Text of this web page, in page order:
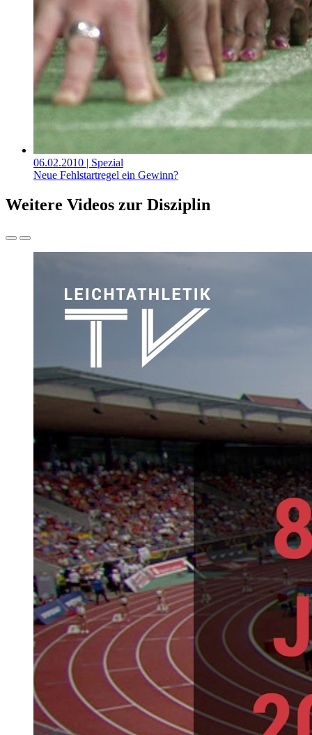
06.02.2010 | Spezial
Neue Fehlstartregel ein Gewinn?
Weitere Videos zur Disziplin